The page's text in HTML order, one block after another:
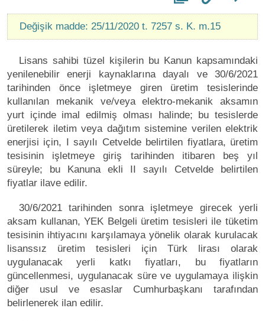
Değişik madde: 25/11/2020 t. 7257 s. K. m.15
Lisans sahibi tüzel kişilerin bu Kanun kapsamındaki
yenilenebilir enerji kaynaklarına dayalı ve 30/6/2021
tarihinden önce işletmeye giren üretim tesislerinde
kullanılan mekanik ve/veya elektro-mekanik aksamın
yurt içinde imal edilmiş olması halinde; bu tesislerde
üretilerek iletim veya dağıtım sistemine verilen elektrik
enerjisi için, I sayılı Cetvelde belirtilen fiyatlara, üretim
tesisinin işletmeye giriş tarihinden itibaren beş yıl
süreyle; bu Kanuna ekli II sayılı Cetvelde belirtilen
fiyatlar ilave edilir.
30/6/2021 tarihinden sonra işletmeye girecek yerli
aksam kullanan, YEK Belgeli üretim tesisleri ile tüketim
tesisinin ihtiyacını karşılamaya yönelik olarak kurulacak
lisanssız üretim tesisleri için Türk lirası olarak
uygulanacak yerli katkı fiyatları, bu fiyatların
güncellenmesi, uygulanacak süre ve uygulamaya ilişkin
diğer usul ve esaslar Cumhurbaşkanı tarafından
belirlenerek ilan edilir.